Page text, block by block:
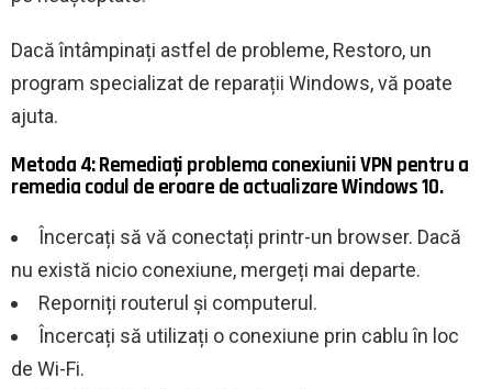
Dacă întâmpinați astfel de probleme, Restoro, un
program specializat de reparații Windows, vă poate
ajuta.
Metoda 4: Remediați problema conexiunii VPN pentru a
remedia codul de eroare de actualizare Windows 10.
Încercați să vă conectați printr-un browser. Dacă
nu există nicio conexiune, mergeți mai departe.
Reporniți routerul și computerul.
Încercați să utilizați o conexiune prin cablu în loc
de Wi-Fi.